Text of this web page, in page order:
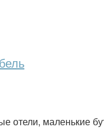
отели, маленькие